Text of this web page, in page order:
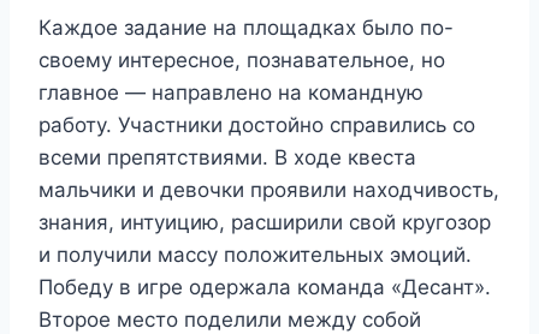
Каждое задание на площадках было по-
своему интересное, познавательное, но
главное — направлено на командную
работу. Участники достойно справились со
всеми препятствиями. В ходе квеста
мальчики и девочки проявили находчивость,
знания, интуицию, расширили свой кругозор
и получили массу положительных эмоций.
Победу в игре одержала команда «Десант».
Второе место поделили между собой